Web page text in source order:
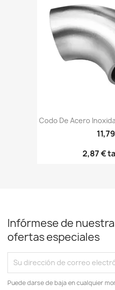
Codo De Acero
2,87 €
Infórmese de
ofertas especiales
Puede darse de baja en cualquier